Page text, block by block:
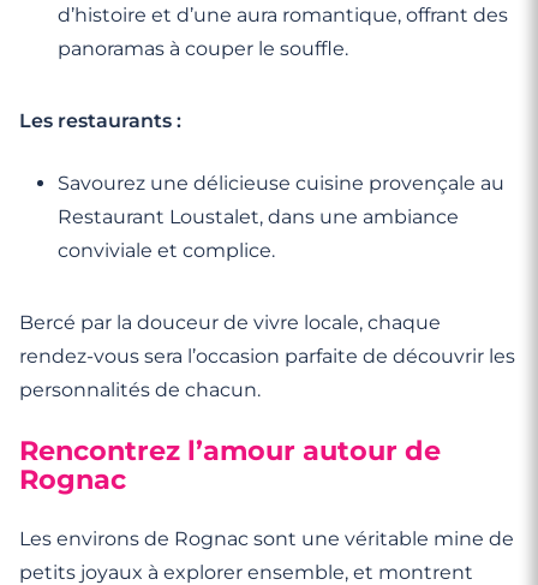
d’histoire et d’une aura romantique, offrant des
panoramas à couper le souffle.
Les restaurants :
Savourez une délicieuse cuisine provençale au
Restaurant Loustalet, dans une ambiance
conviviale et complice.
Bercé par la douceur de vivre locale, chaque
rendez-vous sera l’occasion parfaite de découvrir les
personnalités de chacun.
Rencontrez l’amour autour de
Rognac
Les environs de Rognac sont une véritable mine de
petits joyaux à explorer ensemble, et montrent